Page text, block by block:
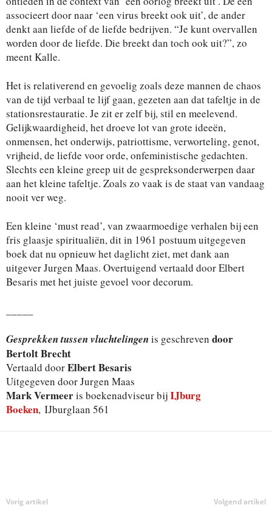
associeert door naar ‘een virus breekt ook uit’, de ander
denkt aan liefde of de liefde bedrijven. “Je kunt overvallen
worden door de liefde. Die breekt dan toch ook uit?”, zo
meent Kalle.
Het is relativerend en gevoelig zoals deze mannen de chaos
van de tijd verbaal te lijf gaan, gezeten aan dat tafeltje in de
stationsrestauratie. Je zit er zelf bij, stil en meelevend.
Gelijkwaardigheid, het droeve lot van grote ideeën,
onmensen, het onderwijs, patriottisme, verworteling, genot,
vrijheid, de liefde voor orde, onfeministische gedachten.
Slechts een kleine greep uit de gespreksonderwerpen daar
aan het kleine tafeltje. Zoals zo vaak is de staat van vandaag
nooit ver weg.
Een kleine ‘must read’, van zwaarmoedige verhalen bij een
fris glaasje spiritualiën, dit in 1961 postuum uitgegeven
boek dat nu opnieuw het daglicht ziet, met dank aan
uitgever Jurgen Maas. Overtuigend vertaald door Elbert
Besaris met het juiste gevoel voor decorum.
Gesprekken tussen vluchtelingenis geschreven door
Bertolt Brecht
Vertaald doorElbert Besaris
Uitgegeven door Jurgen Maas
Mark Vermeeris boekenadviseur bijIJburg
Boeken, IJburglaan 561
Vorig artikel Volgend artikel